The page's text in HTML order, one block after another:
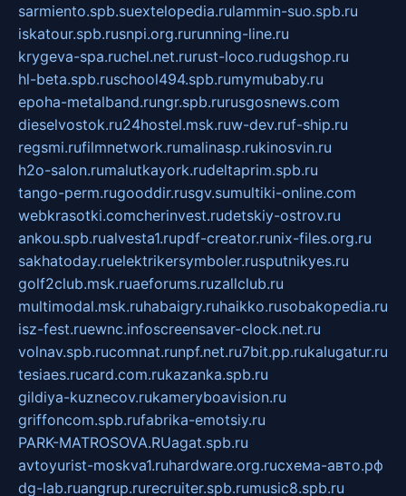
sarmiento.spb.suextelopedia.rulammin-suo.spb.ru
iskatour.spb.rusnpi.org.rurunning-line.ru
krygeva-spa.ruchel.net.rurust-loco.rudugshop.ru
hl-beta.spb.ruschool494.spb.rumymubaby.ru
epoha-metalband.rungr.spb.rurusgosnews.com
dieselvostok.ru24hostel.msk.ruw-dev.ruf-ship.ru
regsmi.rufilmnetwork.rumalinasp.rukinosvin.ru
h2o-salon.rumalutkayork.rudeltaprim.spb.ru
tango-perm.rugooddir.rusgv.sumultiki-online.com
webkrasotki.comcherinvest.rudetskiy-ostrov.ru
ankou.spb.rualvesta1.rupdf-creator.runix-files.org.ru
sakhatoday.ruelektrikersymboler.rusputnikyes.ru
golf2club.msk.ruaeforums.ruzallclub.ru
multimodal.msk.ruhabaigry.ruhaikko.rusobakopedia.ru
isz-fest.ruewnc.infoscreensaver-clock.net.ru
volnav.spb.rucomnat.runpf.net.ru7bit.pp.rukalugatur.ru
tesiaes.rucard.com.rukazanka.spb.ru
gildiya-kuznecov.rukameryboavision.ru
griffoncom.spb.rufabrika-emotsiy.ru
PARK-MATROSOVA.RUagat.spb.ru
avtoyurist-moskva1.ruhardware.org.ruсхема-авто.рф
dg-lab.ruangrup.rurecruiter.spb.rumusic8.spb.ru